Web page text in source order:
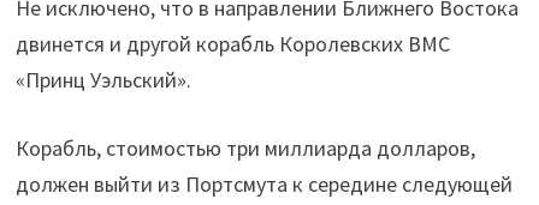
Не исключено, что в направлении Ближнего Востока
двинется и другой корабль Королевских ВМС
«Принц Уэльский».
Корабль, стоимостью три миллиарда долларов,
должен выйти из Портсмута к середине следующей